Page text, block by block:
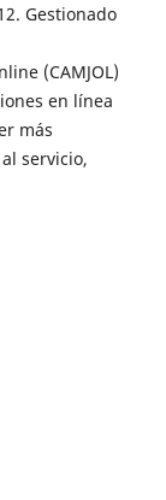
Gestionado
(CAMJOL)
en línea
más
servicio,